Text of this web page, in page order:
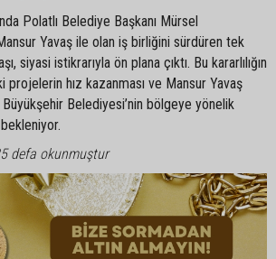
Polatlı Belediye Başkanı Mürsel
Yavaş ile olan iş birliğini sürdüren tek
siyasi istikrarıyla ön plana çıktı. Bu kararlılığın
projelerin hız kazanması ve Mansur Yavaş
Belediyesi’nin bölgeye yönelik
defa okunmuştur